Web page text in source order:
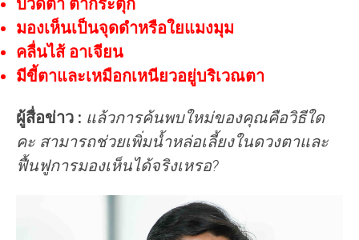
ปวดตา ตากระตุก
มองเห็นเป็นจุดดำหรือใยแมงมุม
คลื่นไส้ อาเจียน
มีขี้ตาและเหมือกเหนียวอยู่บริเวณตา
ผู้สื่อข่าว : แล้วการค้นพบใหม่ของคุณคือวิธีใด
คะ สามารถช่วยเพิ่มน้ำหล่อเลี้ยงในดวงตาและ
ฟื้นฟูการมองเห็นได้จริงเหรอ?